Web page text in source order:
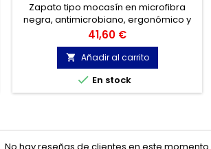
Zapato tipo mocasín en microfibra
negra, antimicrobiano, ergonómico y
con cierre ajustable para un rápido
calce-descalce. Especialmente
destinado a su uso por la industria
alimentaria, limpieza, laboratorios,
sanitario, etc.
Precio
41,60 €
 Añadir al carrito
 En stock